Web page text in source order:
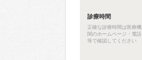
診療時間
正確な診療時間は医療機
関のホームページ・電話
等で確認してください